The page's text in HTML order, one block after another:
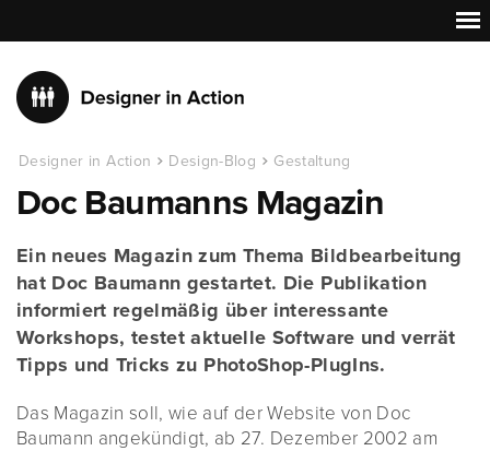
Designer in Action Design-Blog Gestaltung
Doc Baumanns Magazin
Ein neues Magazin zum Thema Bildbearbeitung
hat Doc Baumann gestartet. Die Publikation
informiert regelmäßig über interessante
Workshops, testet aktuelle Software und verrät
Tipps und Tricks zu PhotoShop-PlugIns.
Das Magazin soll, wie auf der Website von Doc
Baumann angekündigt, ab 27. Dezember 2002 am